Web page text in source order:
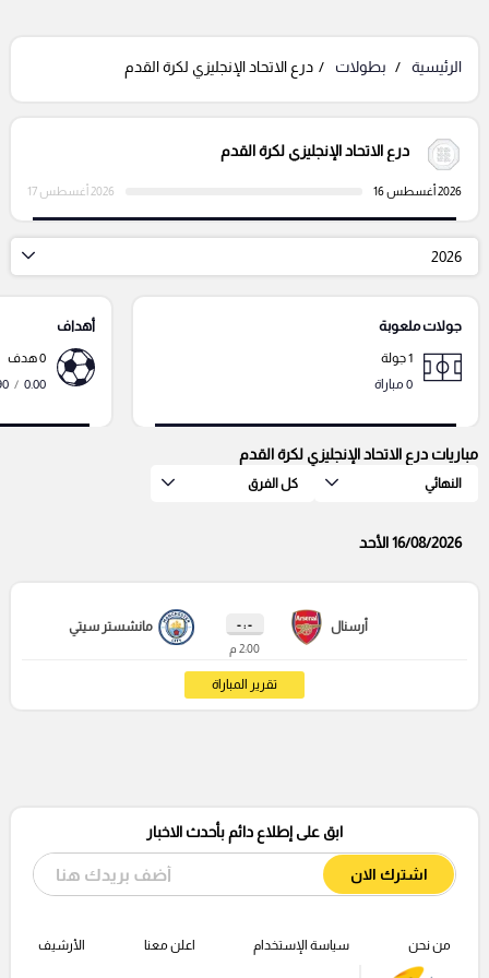
الرئيسية بطولات درع الاتحاد الإنجليزي لكرة القدم
درع الاتحاد الإنجليزي لكرة القدم
2026
2026 أغسطس 16 2026 أغسطس 17
جولات ملعوبة
1 جولة
0 مباراة
أهداف
0 هدف
0.00
/
90
مباريات درع الاتحاد الإنجليزي لكرة القدم
النهائي كل الفرق
16/08/2026 الأحد
أرسنال
- : -
2:00 م
مانشستر سيتي
تقرير المباراة
ابق على إطلاع دائم بأحدث الاخبار
اشترك الان
من نحن سياسة الإستخدام اعلن معنا الأرشيف